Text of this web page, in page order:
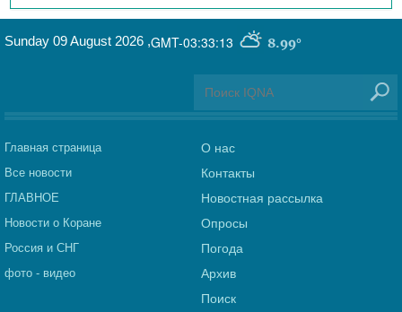
GMT-03:33:13 8.99°
Sunday 09 August 2026 ,
Главная страница
Все новости
ГЛАВНОЕ
Новости о Коране
Россия и СНГ
фото - видео
О нас
Контакты
Новостная рассылка
Опросы
Погода
Архив
Поиск